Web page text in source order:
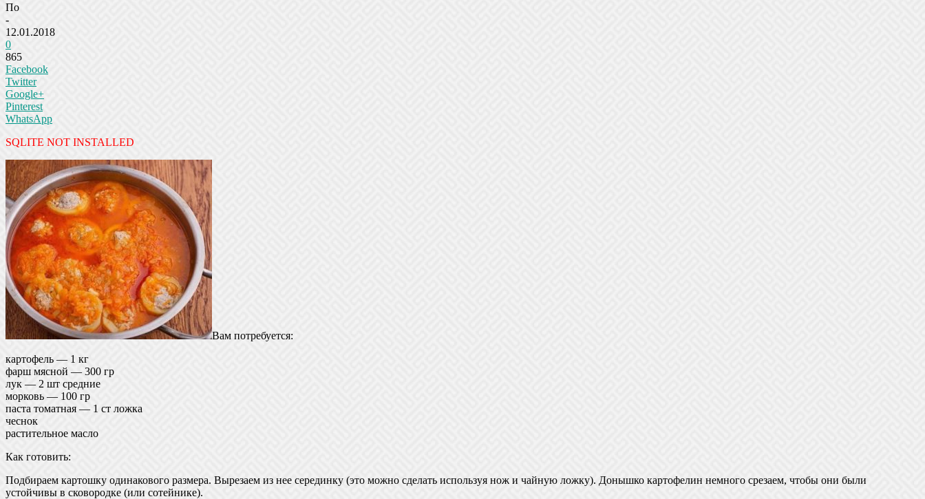
По
-
12.01.2018
0
865
Facebook
Twitter
Google+
Pinterest
WhatsApp
SQLITE NOT INSTALLED
Вам потребуется:
картофель — 1 кг
фарш мясной — 300 гр
лук — 2 шт средние
морковь — 100 гр
паста томатная — 1 ст ложка
чеснок
растительное масло
Как готовить:
Подбираем картошку одинакового размера. Вырезаем из нее серединку (это можно сделать используя нож и чайную ложку). Донышко картофелин немного срезаем, чтобы они были
устойчивы в сковородке (или сотейнике).